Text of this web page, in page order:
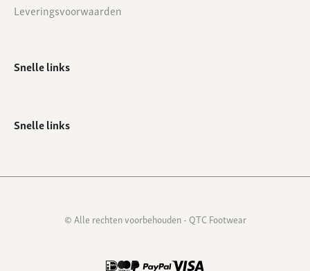
Leveringsvoorwaarden
Snelle links
Snelle links
© Alle rechten voorbehouden - QTC Footwear